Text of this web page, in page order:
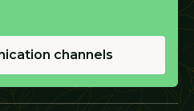
channels